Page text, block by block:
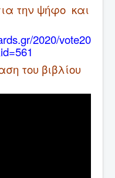
την ψήφο και
2020/vote20
του βιβλίου